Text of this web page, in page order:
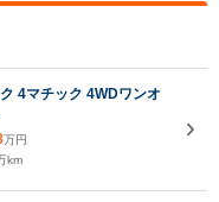
4マチック 4WDワンオ
Bカメ ETC パワーシ
ヒーター レーンキー
キ コーナーセンサー
万円
km